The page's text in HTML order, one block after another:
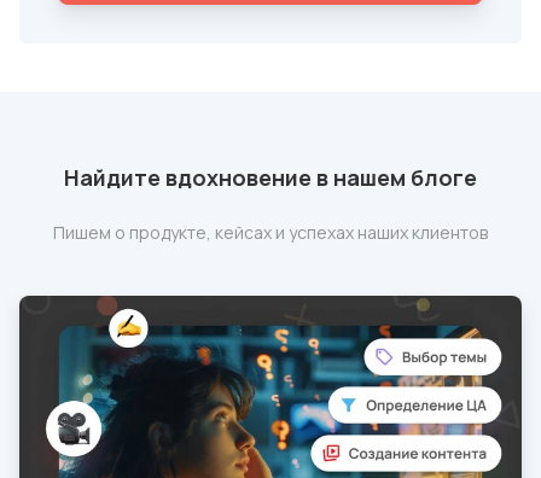
Найдите вдохновение в нашем блоге
Пишем о продукте, кейсах и успехах наших клиентов